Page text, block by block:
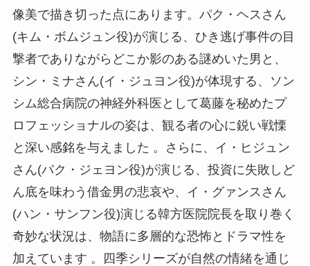
像美で描き切った点にあります。パク・ヘスさん
(キム・ボムジュン役)が演じる、ひき逃げ事件の目
撃者でありながらどこか影のある謎めいた男と、
シン・ミナさん(イ・ジュヨン役)が体現する、ソン
シム総合病院の神経外科医として葛藤を秘めたプ
ロフェッショナルの姿は、観る者の心に鋭い戦慄
と深い感銘を与えました 。さらに、イ・ヒジュン
さん(パク・ジェヨン役)が演じる、投資に失敗しど
ん底を味わう借金男の悲哀や、イ・グァンスさん
(ハン・サンフン役)演じる韓方医院院長を取り巻く
奇妙な状況は、物語に多層的な恐怖とドラマ性を
加えています 。四季シリーズが自然の情緒を通じ